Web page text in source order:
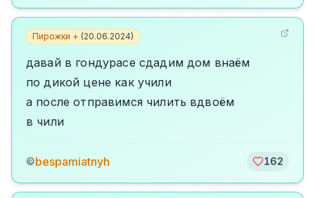
Пирожки + (20.06.2024)
давай в гондурасе сдадим дом внаём
по дикой цене как учили
а после отправимся чилить вдвоём
в чили
©bespamiatnyh 162